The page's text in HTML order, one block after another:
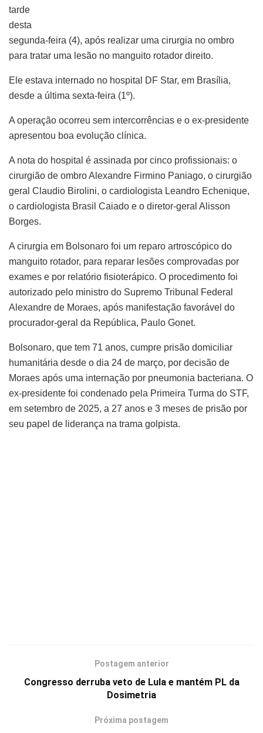
tarde
desta
segunda-feira (4), após realizar uma cirurgia no ombro
para tratar uma lesão no manguito rotador direito.
Ele estava internado no hospital DF Star, em Brasília,
desde a última sexta-feira (1º).
A operação ocorreu sem intercorrências e o ex-presidente
apresentou boa evolução clínica.
A nota do hospital é assinada por cinco profissionais: o
cirurgião de ombro Alexandre Firmino Paniago, o cirurgião
geral Claudio Birolini, o cardiologista Leandro Echenique,
o cardiologista Brasil Caiado e o diretor-geral Alisson
Borges.
A cirurgia em Bolsonaro foi um reparo artroscópico do
manguito rotador, para reparar lesões comprovadas por
exames e por relatório fisioterápico. O procedimento foi
autorizado pelo ministro do Supremo Tribunal Federal
Alexandre de Moraes, após manifestação favorável do
procurador-geral da República, Paulo Gonet.
Bolsonaro, que tem 71 anos, cumpre prisão domiciliar
humanitária desde o dia 24 de março, por decisão de
Moraes após uma internação por pneumonia bacteriana. O
ex-presidente foi condenado pela Primeira Turma do STF,
em setembro de 2025, a 27 anos e 3 meses de prisão por
seu papel de liderança na trama golpista.
Postagem anterior
Congresso derruba veto de Lula e mantém PL da
Dosimetria
Próxima postagem